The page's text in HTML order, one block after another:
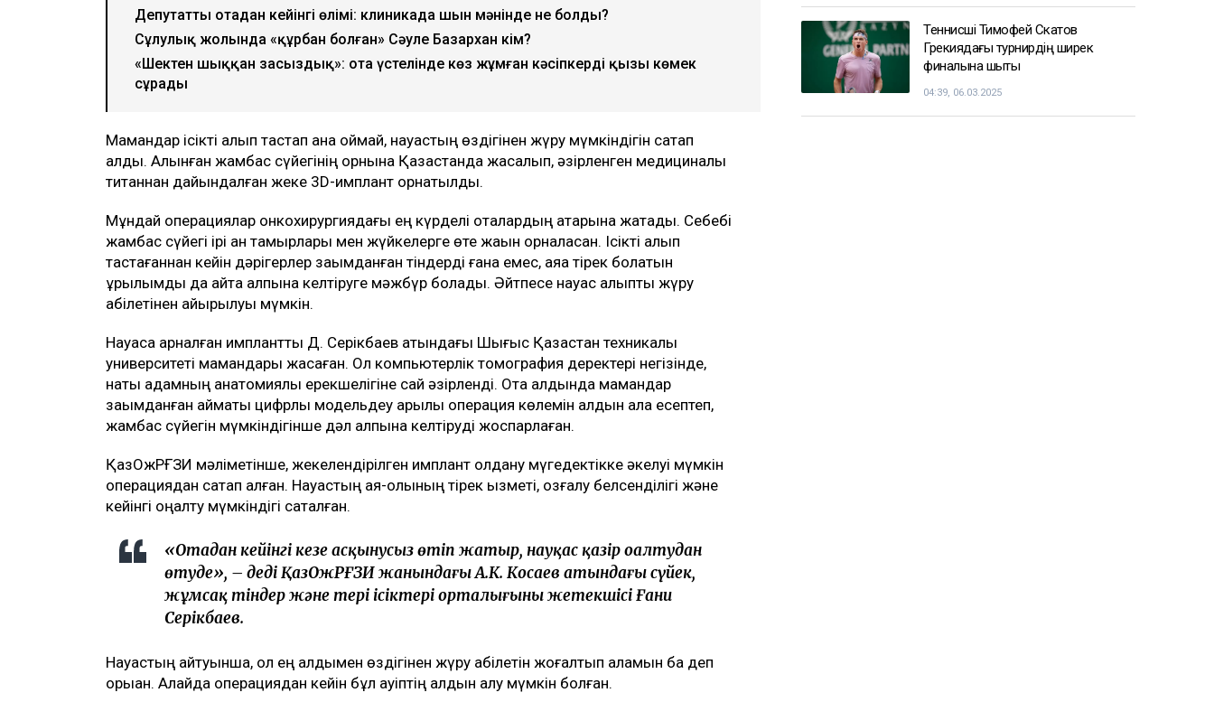
Депутаттың отадан кейінгі өлімі: клиникада шын мәнінде не болды?
Сұлулық жолында «құрбан болған» Сәуле Базархан кім?
«Шектен шыққан заңсыздық»: ота үстелінде көз жұмған кәсіпкердің қызы көмек
сұрады
Мамандар ісікті алып тастап қана қоймай, науқастың өздігінен жүру мүмкіндігін сақтап
қалды. Алынған жамбас сүйегінің орнына Қазақстанда жасалып, әзірленген медициналық
титаннан дайындалған жеке 3D-имплант орнатылды.
Мұндай операциялар онкохирургиядағы ең күрделі оталардың қатарына жатады. Себебі
жамбас сүйегі ірі қан тамырлары мен жүйкелерге өте жақын орналасқан. Ісікті алып
тастағаннан кейін дәрігерлер зақымданған тіндерді ғана емес, аяққа тірек болатын
құрылымды да қайта қалпына келтіруге мәжбүр болады. Әйтпесе науқас қалыпты жүру
қабілетінен айырылуы мүмкін.
Науқасқа арналған имплантты Д. Серікбаев атындағы Шығыс Қазақстан техникалық
университеті мамандары жасаған. Ол компьютерлік томография деректері негізінде,
нақты адамның анатомиялық ерекшелігіне сай әзірленді. Ота алдында мамандар
зақымданған аймақты цифрлық модельдеу арқылы операция көлемін алдын ала есептеп,
жамбас сүйегін мүмкіндігінше дәл қалпына келтіруді жоспарлаған.
ҚазОжРҒЗИ мәліметінше, жекелендірілген имплант қолдану мүгедектікке әкелуі мүмкін
операциядан сақтап қалған. Науқастың аяқ-қолының тірек қызметі, қозғалу белсенділігі және
кейінгі оңалту мүмкіндігі сақталған.
«Отадан кейінгі кезең асқынусыз өтіп жатыр, науқас қазір оңалтудан
өтуде», – деді ҚазОжРҒЗИ жанындағы А.К. Косаев атындағы сүйек,
жұмсақ тіндер және тері ісіктері орталығының жетекшісі Ғани
Серікбаев.
Науқастың айтуынша, ол ең алдымен өздігінен жүру қабілетін жоғалтып аламын ба деп
қорыққан. Алайда операциядан кейін бұл қауіптің алдын алу мүмкін болған.
Теннисші Тимофей Скатов
Грекиядағы турнирдің ширек
финалына шықты
04:39, 06.03.2025